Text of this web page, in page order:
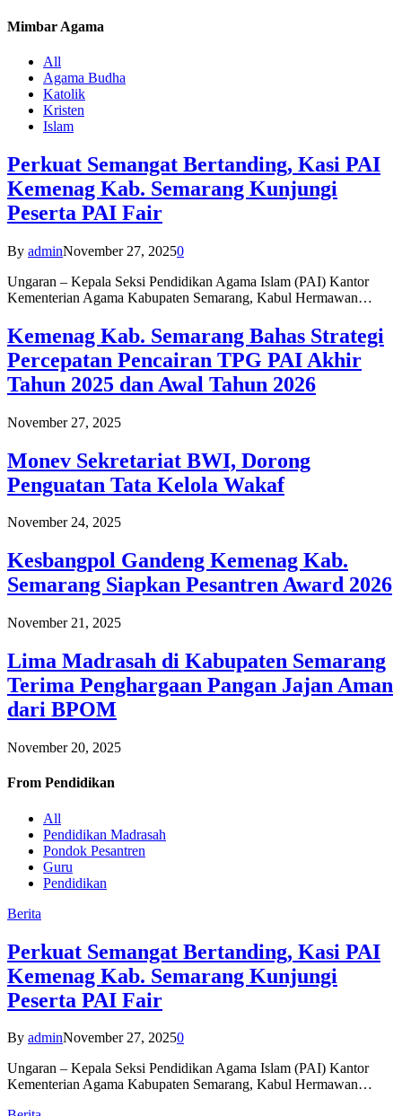
Mimbar Agama
All
Agama Budha
Katolik
Kristen
Islam
Perkuat Semangat Bertanding, Kasi PAI
Kemenag Kab. Semarang Kunjungi
Peserta PAI Fair
By adminNovember 27, 20250
Ungaran – Kepala Seksi Pendidikan Agama Islam (PAI) Kantor
Kementerian Agama Kabupaten Semarang, Kabul Hermawan…
Kemenag Kab. Semarang Bahas Strategi
Percepatan Pencairan TPG PAI Akhir
Tahun 2025 dan Awal Tahun 2026
November 27, 2025
Monev Sekretariat BWI, Dorong
Penguatan Tata Kelola Wakaf
November 24, 2025
Kesbangpol Gandeng Kemenag Kab.
Semarang Siapkan Pesantren Award 2026
November 21, 2025
Lima Madrasah di Kabupaten Semarang
Terima Penghargaan Pangan Jajan Aman
dari BPOM
November 20, 2025
From Pendidikan
All
Pendidikan Madrasah
Pondok Pesantren
Guru
Pendidikan
Berita
Perkuat Semangat Bertanding, Kasi PAI
Kemenag Kab. Semarang Kunjungi
Peserta PAI Fair
By adminNovember 27, 20250
Ungaran – Kepala Seksi Pendidikan Agama Islam (PAI) Kantor
Kementerian Agama Kabupaten Semarang, Kabul Hermawan…